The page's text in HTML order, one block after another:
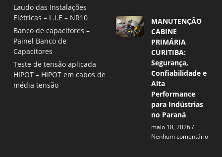
Laudo das Instalações
Elétricas – L.I.E – NR10
Banco de capacitores –
Painel Banco de
Capacitores
Teste de tensão aplicada
HIPOT – HIPOT em cabos de
média tensão
MANUTENÇÃO
CABINE
PRIMÁRIA
CURITIBA:
Segurança,
Confiabilidade e
Alta
Performance
para Indústrias
no Paraná
maio 18, 2026
Nenhum comentário